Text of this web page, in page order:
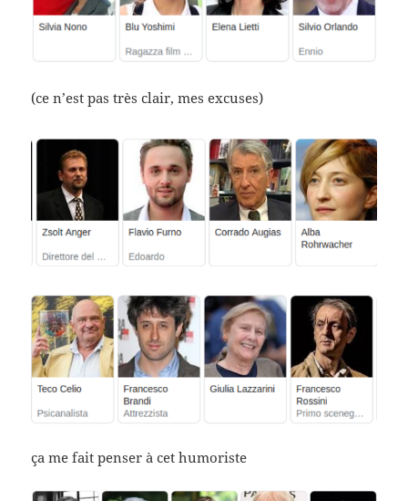
(ce n’est pas très clair, mes excuses)
ça me fait penser à cet humoriste